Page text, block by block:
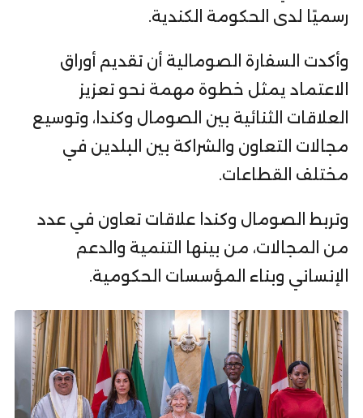
رسميًا لدى الحكومة الكندية.
وأكدت السفارة الصومالية أن تقديم أوراق
الاعتماد يمثل خطوة مهمة نحو تعزيز
العلاقات الثنائية بين الصومال وكندا، وتوسيع
مجالات التعاون والشراكة بين البلدين في
مختلف القطاعات.
وتربط الصومال وكندا علاقات تعاون في عدد
من المجالات، من بينها التنمية والدعم
الإنساني وبناء المؤسسات الحكومية.